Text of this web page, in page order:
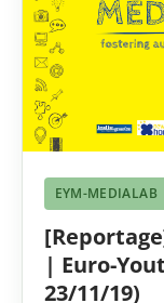
EYM-MEDIALAB
| Euro-
23/11/19)